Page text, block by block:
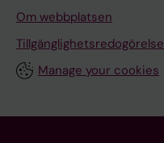
Om webbplatsen
Tillgänglighetsredogörelse
Manage your cookies